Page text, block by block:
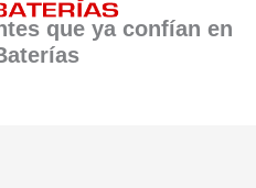
que ya confían en